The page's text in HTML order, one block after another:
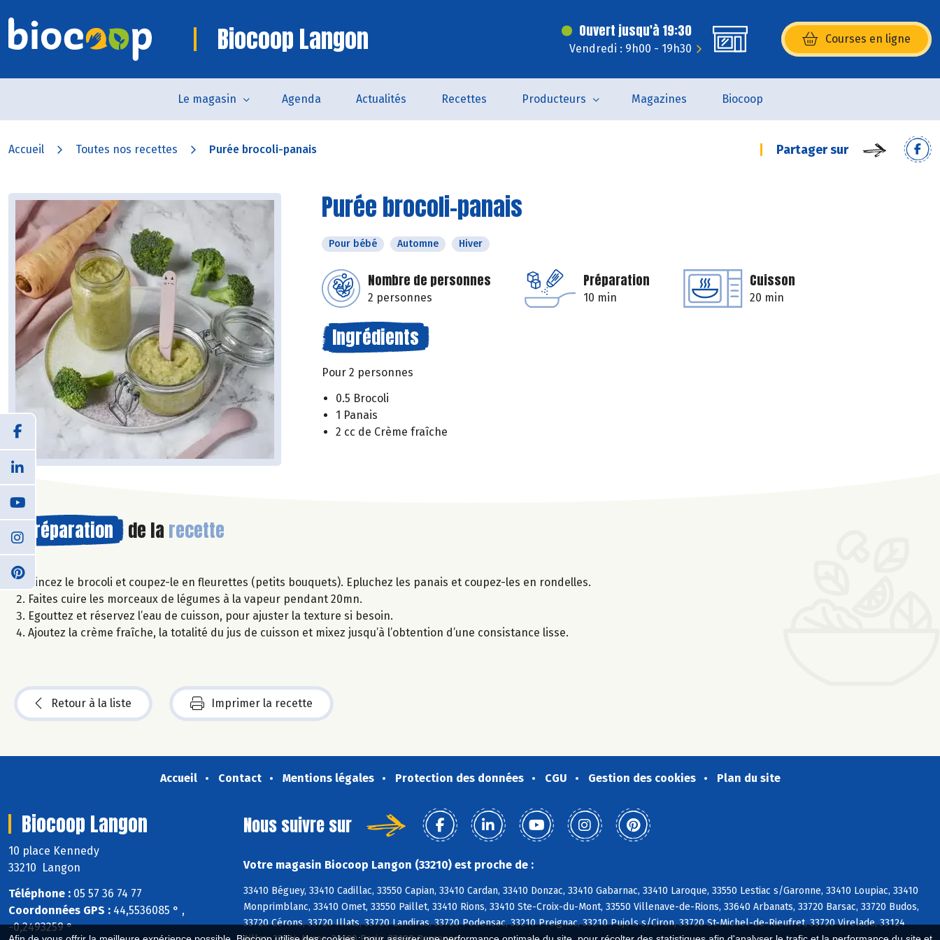
Biocoop Langon Ouvert jusqu'à 19:30
Vendredi : 9h00 - 19h30
Courses en ligne
(s’ouvre dans une nouvelle
Le magasin Agenda Actualités Recettes Producteurs Magazines Biocoop
Accueil Toutes nos recettes Purée brocoli-panais Partager sur
Purée brocoli-panais
Pour bébé Automne Hiver
Nombre de personnes
2 personnes
Préparation
10 min
Cuisson
20 min
Ingrédients
Pour 2 personnes
0.5 Brocoli
1 Panais
2 cc de Crème fraîche
Préparation de la recette
Rincez le brocoli et coupez-le en fleurettes (petits bouquets). Epluchez les panais et coupez-les en rondelles.
Faites cuire les morceaux de légumes à la vapeur pendant 20mn.
Egouttez et réservez l’eau de cuisson, pour ajuster la texture si besoin.
Ajoutez la crème fraîche, la totalité du jus de cuisson et mixez jusqu’à l’obtention d’une consistance lisse.
Retour à la liste Imprimer la recette
Accueil Contact Mentions légales Protection des données CGU Gestion des cookies Plan du site
Biocoop Langon
10 place Kennedy
33210 Langon
Téléphone : 05 57 36 74 77
Coordonnées GPS : 44,5536085 ° ,
-0,2493259 °
Nous suivre sur
Votre magasin Biocoop Langon (33210) est proche de :
33410 Béguey, 33410 Cadillac, 33550 Capian, 33410 Cardan, 33410 Donzac, 33410 Gabarnac, 33410 Laroque, 33550 Lestiac s/Garonne, 33410 Loupiac, 33410
Monprimblanc, 33410 Omet, 33550 Paillet, 33410 Rions, 33410 Ste-Croix-du-Mont, 33550 Villenave-de-Rions, 33640 Arbanats, 33720 Barsac, 33720 Budos,
33720 Cérons, 33720 Illats, 33720 Landiras, 33720 Podensac, 33210 Preignac, 33210 Pujols s/Ciron, 33720 St-Michel-de-Rieufret, 33720 Virelade, 33124